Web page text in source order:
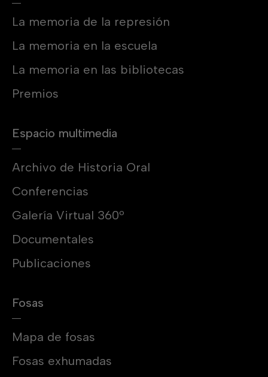
La memoria de la represión
La memoria en la escuela
La memoria en las bibliotecas
Premios
Espacio multimedia
Archivo de Historia Oral
Conferencias
Galería Virtual 360º
Documentales
Publicaciones
Fosas
Mapa de fosas
Fosas exhumadas